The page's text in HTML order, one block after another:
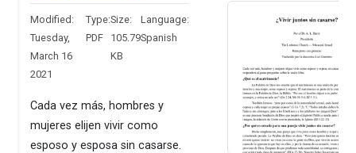
Modified:
Tuesday,
March 16
2021
Type:
PDF
Size:
105.79
KB
Language:
Spanish
Cada vez más, hombres y
mujeres elijen vivir como
esposo y esposa sin casarse.